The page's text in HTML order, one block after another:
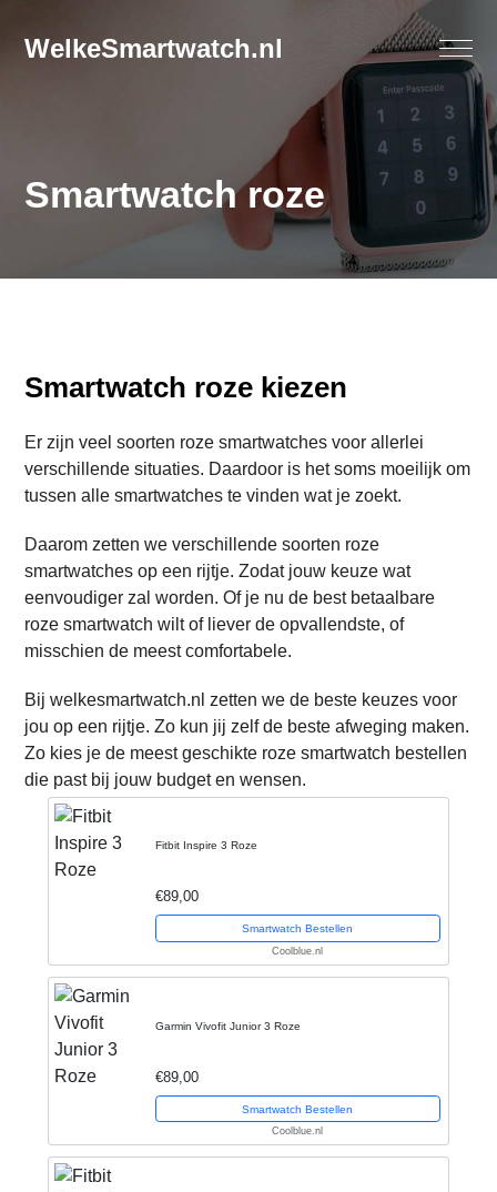
WelkeSmartwatch.nl
Smartwatch roze
Smartwatch roze kiezen
Er zijn veel soorten roze smartwatches voor allerlei
verschillende situaties. Daardoor is het soms moeilijk om
tussen alle smartwatches te vinden wat je zoekt.
Daarom zetten we verschillende soorten roze
smartwatches op een rijtje. Zodat jouw keuze wat
eenvoudiger zal worden. Of je nu de best betaalbare
roze smartwatch wilt of liever de opvallendste, of
misschien de meest comfortabele.
Bij welkesmartwatch.nl zetten we de beste keuzes voor
jou op een rijtje. Zo kun jij zelf de beste afweging maken.
Zo kies je de meest geschikte roze smartwatch bestellen
die past bij jouw budget en wensen.
Fitbit Inspire 3 Roze
€89,00
Smartwatch Bestellen
Coolblue.nl
Garmin Vivofit Junior 3 Roze
€89,00
Smartwatch Bestellen
Coolblue.nl